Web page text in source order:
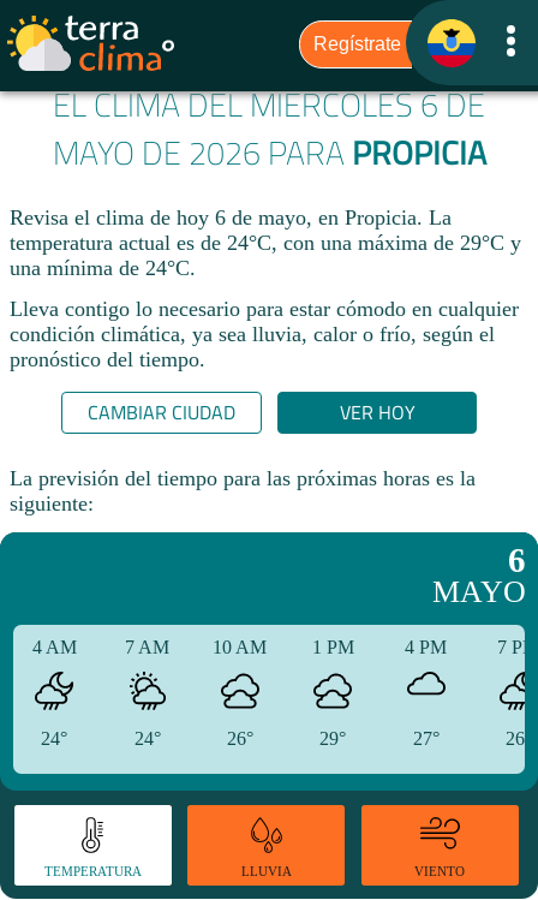
EL CLIMA DEL MIÉRCOLES 6 DE
MAYO DE 2026 PARA PROPICIA
Revisa el clima de hoy 6 de mayo, en Propicia. La
temperatura actual es de 24°C, con una máxima de 29°C y
una mínima de 24°C.​
Lleva contigo lo necesario para estar cómodo en cualquier
condición climática, ya sea lluvia, calor o frío, según el
pronóstico del tiempo.
CAMBIAR CIUDAD VER HOY
La previsión del tiempo para las próximas horas es la
siguiente:
6
MAYO
4 AM
24°
7 AM
24°
10 AM
26°
1 PM
29°
4 PM
27°
7
26°
TEMPERATURA LLUVIA VIENTO